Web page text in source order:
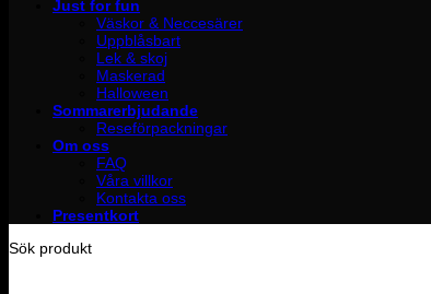
Just for fun
Väskor & Neccesärer
Uppblåsbart
Lek & skoj
Maskerad
Halloween
Sommarerbjudande
Reseförpackningar
Om oss
FAQ
Våra villkor
Kontakta oss
Presentkort
Sök produkt